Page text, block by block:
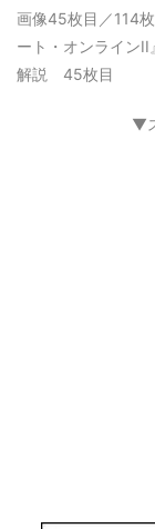
画像45枚目／114枚
ート・オンライン
解説 45枚目
▼